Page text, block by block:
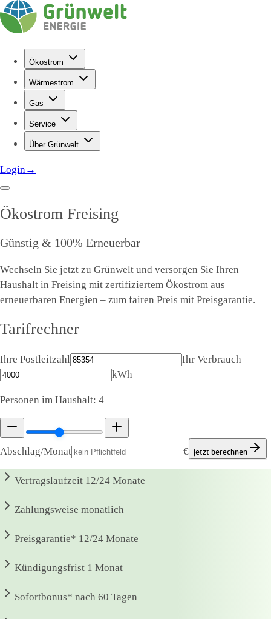
Ökostrom
Wärmestrom
Gas
Service
Über Grünwelt
Login→
Ökostrom Freising
Günstig & 100% Erneuerbar
Wechseln Sie jetzt zu Grünwelt und versorgen Sie Ihren
Haushalt in Freising mit zertifiziertem Ökostrom aus
erneuerbaren Energien – zum fairen Preis mit Preisgarantie.
Tarifrechner
Ihre Postleitzahl
Ihr Verbrauch
kWh
Personen im Haushalt: 4
Abschlag/Monat € Jetzt berechnen
Vertragslaufzeit 12/24 Monate
Zahlungsweise monatlich
Preisgarantie* 12/24 Monate
Kündigungsfrist 1 Monat
Sofortbonus* nach 60 Tagen